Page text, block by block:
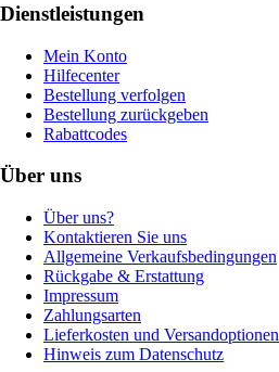
Dienstleistungen
Mein Konto
Hilfecenter
Bestellung verfolgen
Bestellung zurückgeben
Rabattcodes
Über uns
Über uns?
Kontaktieren Sie uns
Allgemeine Verkaufsbedingungen
Rückgabe & Erstattung
Impressum
Zahlungsarten
Lieferkosten und Versandoptionen
Hinweis zum Datenschutz